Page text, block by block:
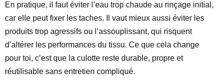
En pratique, il faut éviter l’eau trop chaude au rinçage initial,
car elle peut fixer les taches. Il vaut mieux aussi éviter les
produits trop agressifs ou l’assouplissant, qui risquent
d’altérer les performances du tissu. Ce que cela change
pour toi, c’est que la culotte reste durable, propre et
réutilisable sans entretien compliqué.